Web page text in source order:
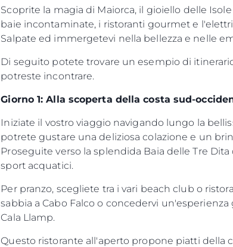
Scoprite la magia di Maiorca, il gioiello delle
baie incontaminate, i ristoranti gourmet e
Salpate ed immergetevi nella bellezza e nelle
Di seguito potete trovare un esempio di
potreste incontrare.
Giorno 1: Alla scoperta della costa sud-
Iniziate il vostro viaggio navigando lungo la
potrete gustare una deliziosa colazione e un
Proseguite verso la splendida Baia delle Tre
sport acquatici.
Per pranzo, scegliete tra i vari beach club o
sabbia a Cabo Falco o concedervi
Cala Llamp.
Questo ristorante all'aperto propone piatti della